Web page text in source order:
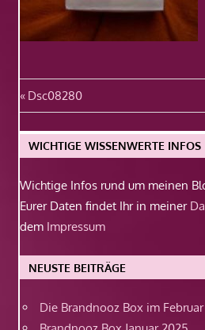
Beitragsnavigation
Vorheriger
Beitrag:
Dsc08280
WICHTIGE WISSENWERTE INFOS
Wichtige Infos rund um meinen
Eurer Daten findet Ihr in meiner
dem Impressum
NEUSTE BEITRÄGE
Die Brandnooz Box im